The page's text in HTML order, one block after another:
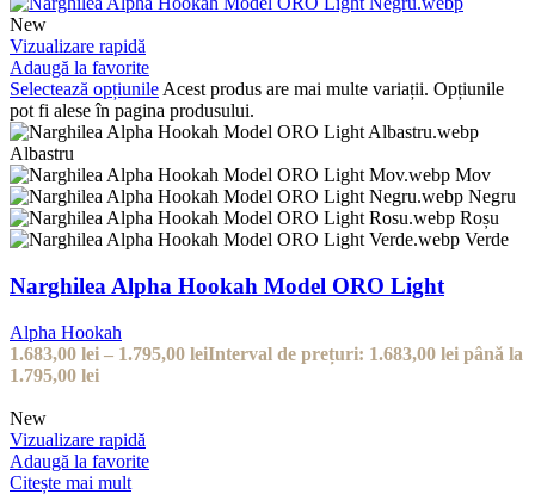
New
Vizualizare rapidă
Adaugă la favorite
Selectează opțiunile Acest produs are mai multe variații. Opțiunile
pot fi alese în pagina produsului.
Albastru
Mov
Negru
Roșu
Verde
Narghilea Alpha Hookah Model ORO Light
Alpha Hookah
1.683,00 lei – 1.795,00 leiInterval de prețuri: 1.683,00 lei până la
1.795,00 lei
New
Vizualizare rapidă
Adaugă la favorite
Citește mai mult